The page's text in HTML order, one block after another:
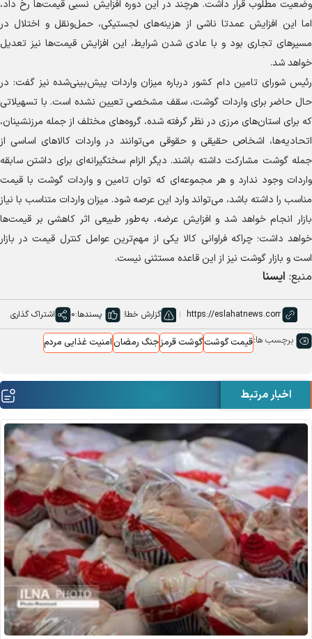
وضعیت مطلوب قرار داشت. هرچند در این دوره افزایش نسبی قیمت‌ها رخ داد،
اما این افزایش عمدتا ناشی از هزینه‌های لجستیکی، حمل‌ونقل و اختلال در
مسیر‌های تجاری بود و با عادی شدن شرایط، این افزایش قیمت‌ها نیز تعدیل
خواهد شد.
رئیس شورای تامین دام کشور درباره میزان واردات پیش‌بینی‌شده نیز گفت: در
حال حاضر برای واردات گوشت، سقف مشخصی تعیین نشده است. با تسهیلاتی
که برای استان‌های مرزی در نظر گرفته شده، گروه‌های مختلف از جمله مرزنشینان،
اتحادیه‌ها، اشخاص حقیقی و حقوقی می‌توانند در واردات کالا‌های اساسی از
جمله گوشت مشارکت داشته باشند. دیگر الزام سختگیرانه‌ای برای داشتن سابقه
واردات وجود ندارد و هر مجموعه‌ای که توان تامین و واردات گوشت با قیمت
مناسب را داشته باشد، می‌تواند وارد این عرصه شود. میزان واردات متناسب با نیاز
بازار انجام خواهد شد و افزایش عرضه، به‌طور طبیعی اثر کاهشی بر قیمت‌ها
خواهد داشت؛ چراکه فراوانی کالا یکی از مهم‌ترین عوامل کنترل قیمت در بازار
است و بازار گوشت نیز از این قاعده مستثنی نیست.
منبع: ایسنا
گزارش خطا پسندها:0 اشتراک گذاری
برچسب ها:قیمت گوشتگوشت قرمزجنگ رمضانامنیت غذایی مردم
اخبار مرتبط